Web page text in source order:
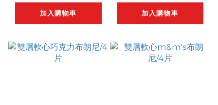
加入購物車 加入購物車